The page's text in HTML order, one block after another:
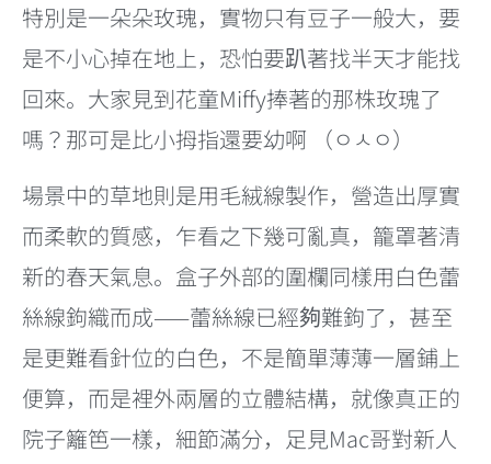
特別是一朵朵玫瑰，實物只有豆子一般大，要
是不小心掉在地上，恐怕要趴著找半天才能找
回來。大家見到花童Miffy捧著的那株玫瑰了
嗎？那可是比小拇指還要幼啊 （ㅇㅅㅇ）
場景中的草地則是用毛絨線製作，營造出厚實
而柔軟的質感，乍看之下幾可亂真，籠罩著清
新的春天氣息。盒子外部的圍欄同樣用白色蕾
絲線鉤織而成——蕾絲線已經夠難鉤了，甚至
是更難看針位的白色，不是簡單薄薄一層鋪上
便算，而是裡外兩層的立體結構，就像真正的
院子籬笆一樣，細節滿分，足見Mac哥對新人